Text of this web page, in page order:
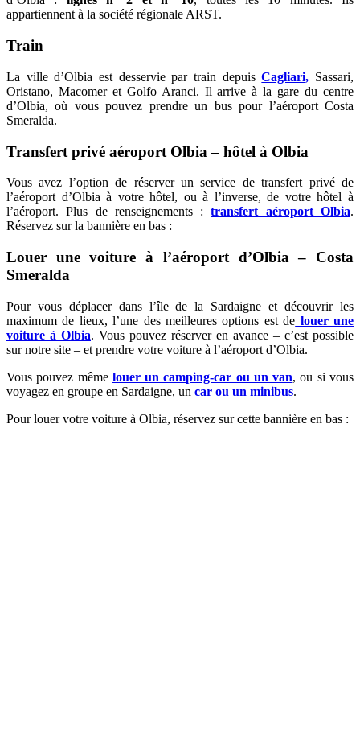
appartiennent à la société régionale ARST.
Train
La ville d’Olbia est desservie par train depuisCagliari, Sassari,
Oristano, Macomer et Golfo Aranci. Il arrive à la gare du centre
d’Olbia, où vous pouvez prendre un bus pour l’aéroport Costa
Smeralda.
Transfert privé aéroport Olbia – hôtel à Olbia
Vous avez l’option de réserver un service de transfert privé de
l’aéroport d’Olbia à votre hôtel, ou à l’inverse, de votre hôtel à
l’aéroport. Plus de renseignements :transfert aéroport Olbia.
Réservez sur la bannière en bas :
Louer une voiture à l’aéroport d’Olbia – Costa
Smeralda
Pour vous déplacer dans l’île de la Sardaigne et découvrir les
maximum de lieux, l’une des meilleures options est de louer une
voiture à Olbia. Vous pouvez réserver en avance – c’est possible
sur notre site – et prendre votre voiture à l’aéroport d’Olbia.
Vous pouvez même louer un camping-car ou un van, ou si vous
voyagez en groupe en Sardaigne, un car ou un minibus.
Pour louer votre voiture à Olbia, réservez sur cette bannière en bas :